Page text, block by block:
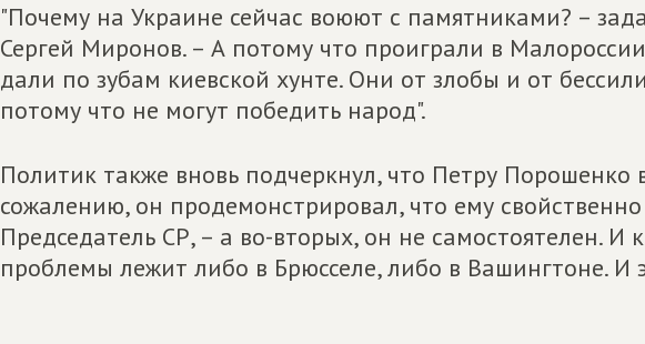
"Почему на Украине сейчас воюют с памятниками? –
Сергей Миронов. – А потому что проиграли в
дали по зубам киевской хунте. Они от злобы и от
потому что не могут победить народ".
Политик также вновь подчеркнул, что Петру Порошенко
сожалению, он продемонстрировал, что ему свойственно
Председатель СР, – а во-вторых, он не самостоятелен. И
проблемы лежит либо в Брюсселе, либо в Вашингтоне. И